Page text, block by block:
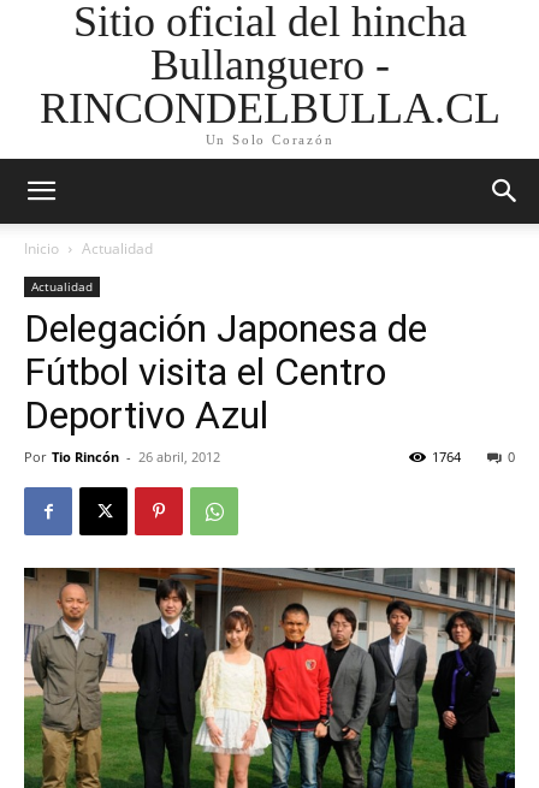
Sitio oficial del hincha
Bullanguero -
RINCONDELBULLA.CL
Un Solo Corazón
Inicio Actualidad
Actualidad
Delegación Japonesa de
Fútbol visita el Centro
Deportivo Azul
Por Tio Rincón - 26 abril, 2012 0
1764